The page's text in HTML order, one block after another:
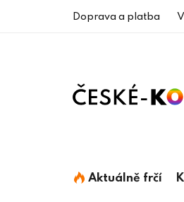
Doprava a platba
Aktuálně frčí